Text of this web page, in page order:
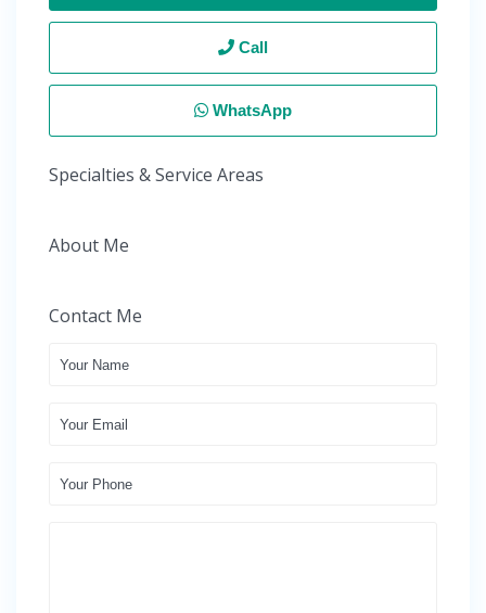
Call
WhatsApp
Specialties & Service Areas
About Me
Contact Me